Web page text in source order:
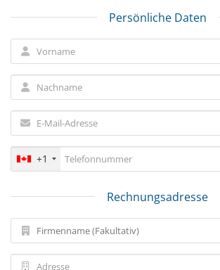
Persönliche Daten
+1
Rechnungsadresse